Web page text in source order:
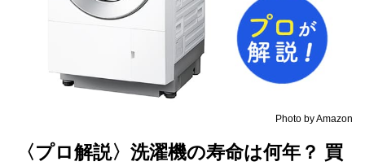
Photo by Amazon
〈プロ解説〉洗濯機の寿命は何年？ 買